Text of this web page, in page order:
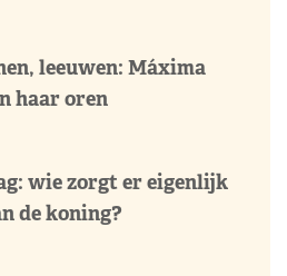
leeuwen: Máxima
haar oren
wie zorgt er eigenlijk
de koning?